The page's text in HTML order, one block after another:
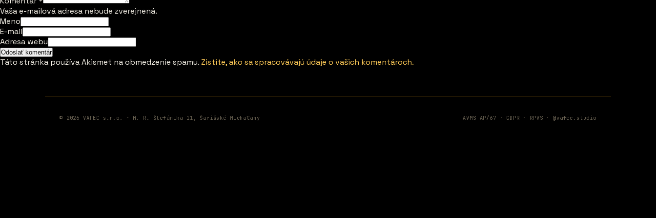
Vaša e-mailová adresa nebude zverejnená.
Meno
E-mail
Adresa webu
Táto stránka používa Akismet na obmedzenie spamu.Zistite, ako sa spracovávajú údaje o vašich komentároch.
© 2026 VAFEC s.r.o. · M. R. Štefánika 11, Šarišské Michaľany AVMS AP/67 · GDPR · RPVS ·@vafec.studio